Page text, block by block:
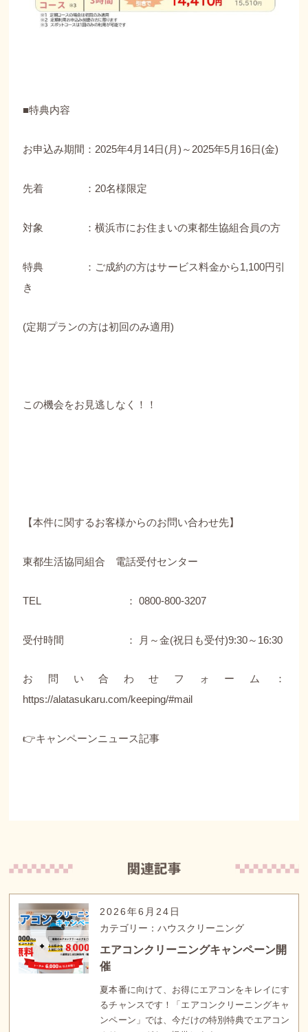
■特典内容
お申込み期間：2025年4月14日(月)～2025年5月16日(金)
先着 ：20名様限定
対象 ：横浜市にお住まいの東都生協組合員の方
特典 ：ご成約の方はサービス料金から1,100円引
き
(定期プランの方は初回のみ適用)
この機会をお見逃しなく！！
【本件に関するお客様からのお問い合わせ先】
東都生活協同組合 電話受付センター
TEL ： 0800-800-3207
受付時間 ： 月～金(祝日も受付)9:30～16:30
お問い合わせフォーム：
https://alatasukaru.com/keeping/#mail
👉キャンペーンニュース記事
2026年6月24日
カテゴリー：ハウスクリーニング
エアコンクリーニングキャンペーン開
催
夏本番に向けて、お得にエアコンをキレイにす
るチャンスです！「エアコンクリーニングキャ
ンペーン」では、今だけの特別特典でエアコン